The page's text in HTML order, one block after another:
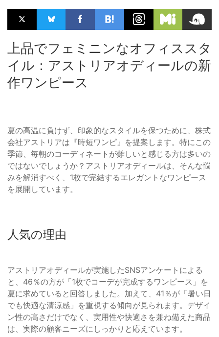
上品でフェミニンなオフィススタ
イル：アストリアオディールの新
作ワンピース
夏の高温に負けず、印象的なスタイルを保つために、株式
会社アストリアは『時短ワンピ』を提案します。特にこの
季節、毎朝のコーディネートが難しいと感じる方は多いの
ではないでしょうか？アストリアオディールは、そんな悩
みを解消すべく、1枚で完結するエレガントなワンピース
を展開しています。
人気の理由
アストリアオディールが実施したSNSアンケートによる
と、46％の方が「1枚でコーデが完成するワンピース」を
夏に求めていると回答しました。加えて、41％が「暑い日
でも快適な清涼感」を重視する傾向が見られます。デザイ
ン性の高さだけでなく、実用性や快適さを兼ね備えた商品
は、実際の顧客ニーズにしっかりと応えています。